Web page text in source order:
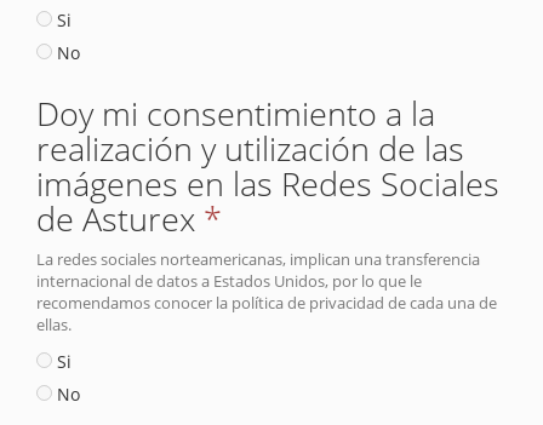
Si
No
Doy mi consentimiento a la
realización y utilización de las
imágenes en las Redes Sociales
de Asturex *
La redes sociales norteamericanas, implican una transferencia
internacional de datos a Estados Unidos, por lo que le
recomendamos conocer la política de privacidad de cada una de
ellas.
Si
No